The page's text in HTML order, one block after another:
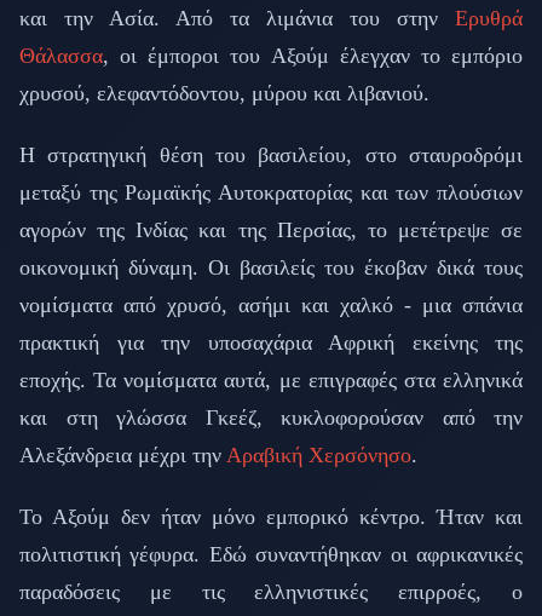
και την Ασία. Από τα λιμάνια του στην Ερυθρά
Θάλασσα, οι έμποροι του Αξούμ έλεγχαν το εμπόριο
χρυσού, ελεφαντόδοντου, μύρου και λιβανιού.
Η στρατηγική θέση του βασιλείου, στο σταυροδρόμι
μεταξύ της Ρωμαϊκής Αυτοκρατορίας και των πλούσιων
αγορών της Ινδίας και της Περσίας, το μετέτρεψε σε
οικονομική δύναμη. Οι βασιλείς του έκοβαν δικά τους
νομίσματα από χρυσό, ασήμι και χαλκό - μια σπάνια
πρακτική για την υποσαχάρια Αφρική εκείνης της
εποχής. Τα νομίσματα αυτά, με επιγραφές στα ελληνικά
και στη γλώσσα Γκεέζ, κυκλοφορούσαν από την
Αλεξάνδρεια μέχρι την Αραβική Χερσόνησο.
Το Αξούμ δεν ήταν μόνο εμπορικό κέντρο. Ήταν και
πολιτιστική γέφυρα. Εδώ συναντήθηκαν οι αφρικανικές
παραδόσεις με τις ελληνιστικές επιρροές, ο